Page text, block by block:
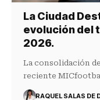
La Ciudad
evolución del
2026.
La consolidación
reciente
RAQUEL SALAS DE